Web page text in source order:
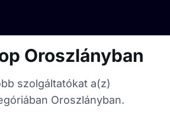
Oroszlányban
szolgáltatókat a(z)
Oroszlányban.